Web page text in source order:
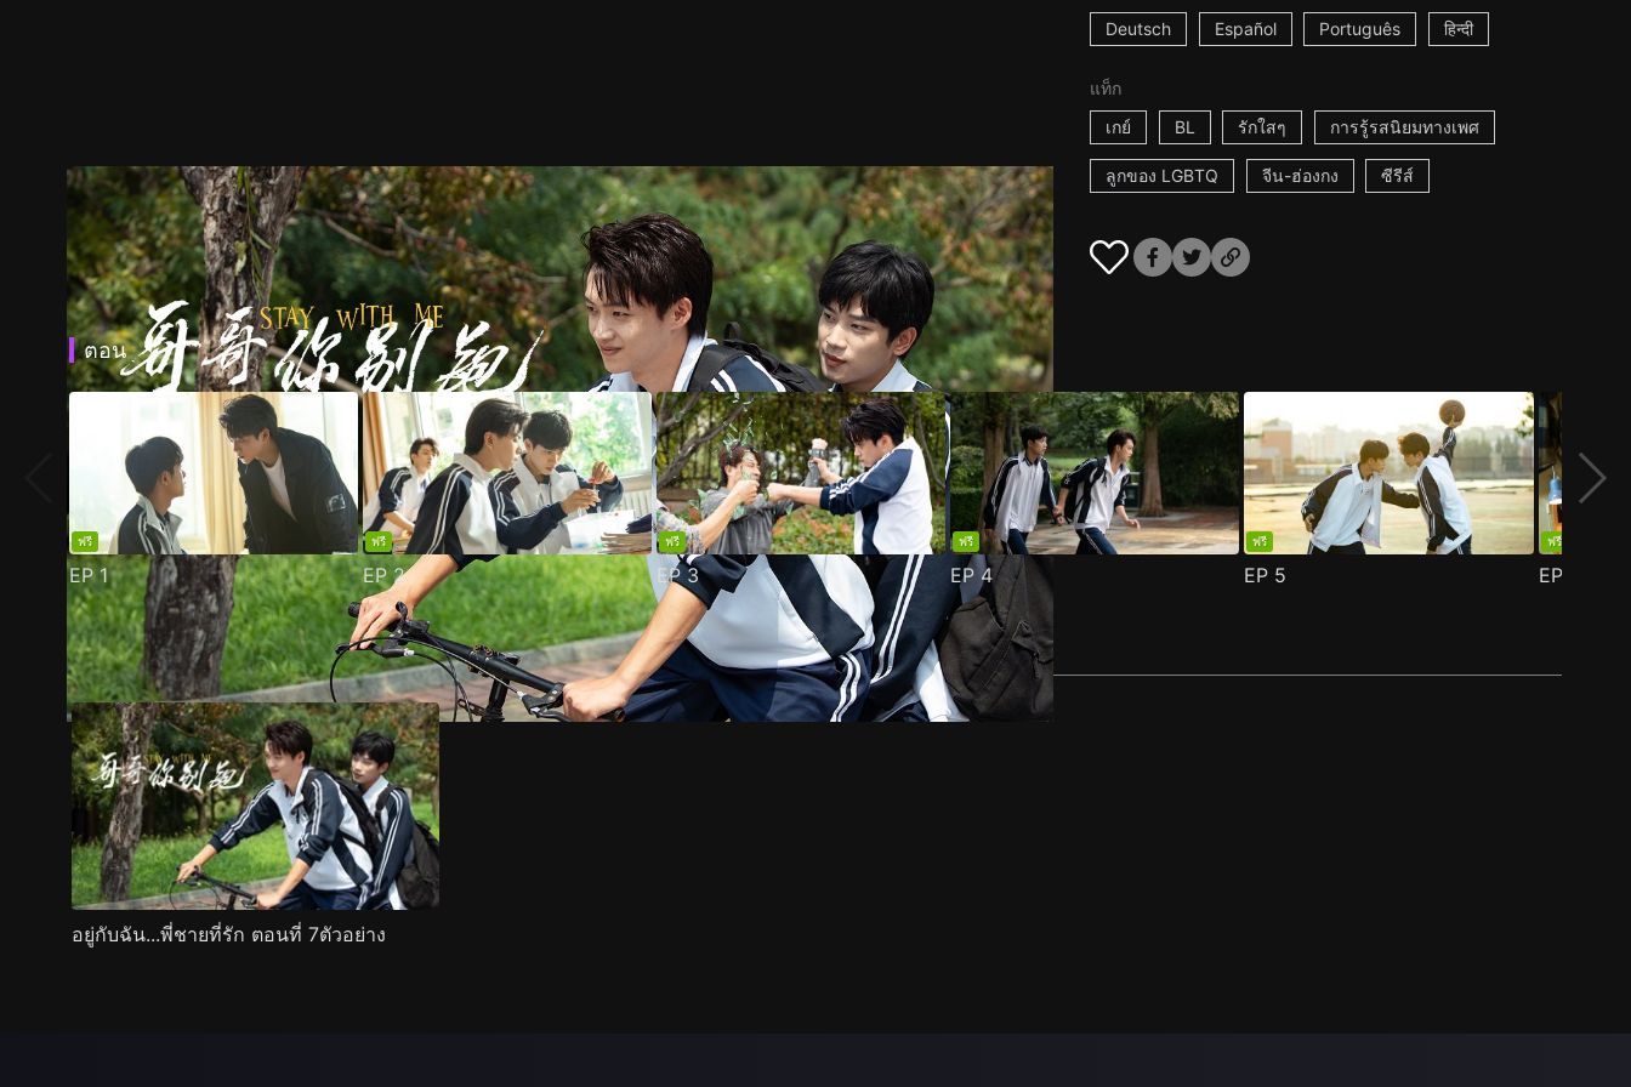
Deutsch Español Português हिन्दी
แท็ก
เกย์
BL รักใสๆ การรู้รสนิยมทางเพศ
ลูกของ LGBTQ จีน-ฮ่องกง ซีรีส์
ตอน
ฟรี
EP 1
ฟรี
EP2
ฟรี
EP3
ฟรี
EP 4
ฟรี
EP 5
ฟรี
EP
ตัวอย่าง ภาพนิ่ง เนื้อหาที่แนะนำ รายละเอียด
อยู่กับฉัน...พี่ชายที่รัก ตอนที่ 7ตัวอย่าง